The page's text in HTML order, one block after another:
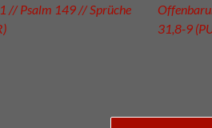
// Psalm 149 // Sprüche
31,8-9